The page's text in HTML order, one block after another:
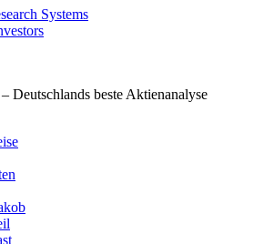
Systems
Deutschlands beste Aktienanalyse